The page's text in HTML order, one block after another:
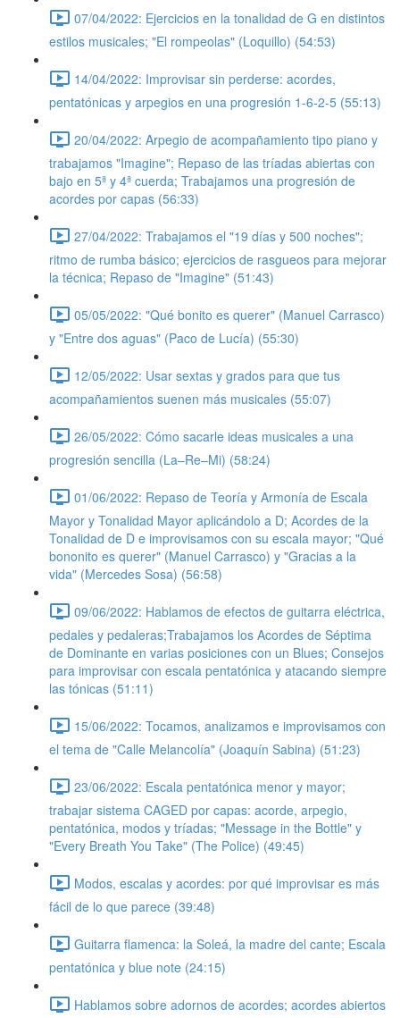
07/04/2022: Ejercicios en la tonalidad de G en distintos
estilos musicales; "El rompeolas" (Loquillo) (54:53)
14/04/2022: Improvisar sin perderse: acordes,
pentatónicas y arpegios en una progresión 1-6-2-5 (55:13)
20/04/2022: Arpegio de acompañamiento tipo piano y
trabajamos "Imagine"; Repaso de las tríadas abiertas con
bajo en 5ª y 4ª cuerda; Trabajamos una progresión de
acordes por capas (56:33)
27/04/2022: Trabajamos el "19 días y 500 noches";
ritmo de rumba básico; ejercicios de rasgueos para mejorar
la técnica; Repaso de "Imagine" (51:43)
05/05/2022: "Qué bonito es querer" (Manuel Carrasco)
y "Entre dos aguas" (Paco de Lucía) (55:30)
12/05/2022: Usar sextas y grados para que tus
acompañamientos suenen más musicales (55:07)
26/05/2022: Cómo sacarle ideas musicales a una
progresión sencilla (La–Re–Mi) (58:24)
01/06/2022: Repaso de Teoría y Armonía de Escala
Mayor y Tonalidad Mayor aplicándolo a D; Acordes de la
Tonalidad de D e improvisamos con su escala mayor; "Qué
bononito es querer" (Manuel Carrasco) y "Gracias a la
vida" (Mercedes Sosa) (56:58)
09/06/2022: Hablamos de efectos de guitarra eléctrica,
pedales y pedaleras;Trabajamos los Acordes de Séptima
de Dominante en varias posiciones con un Blues; Consejos
para improvisar con escala pentatónica y atacando siempre
las tónicas (51:11)
15/06/2022: Tocamos, analizamos e improvisamos con
el tema de "Calle Melancolía" (Joaquín Sabina) (51:23)
23/06/2022: Escala pentatónica menor y mayor;
trabajar sistema CAGED por capas: acorde, arpegio,
pentatónica, modos y tríadas; "Message in the Bottle" y
"Every Breath You Take" (The Police) (49:45)
Modos, escalas y acordes: por qué improvisar es más
fácil de lo que parece (39:48)
Guitarra flamenca: la Soleá, la madre del cante; Escala
pentatónica y blue note (24:15)
Hablamos sobre adornos de acordes; acordes abiertos